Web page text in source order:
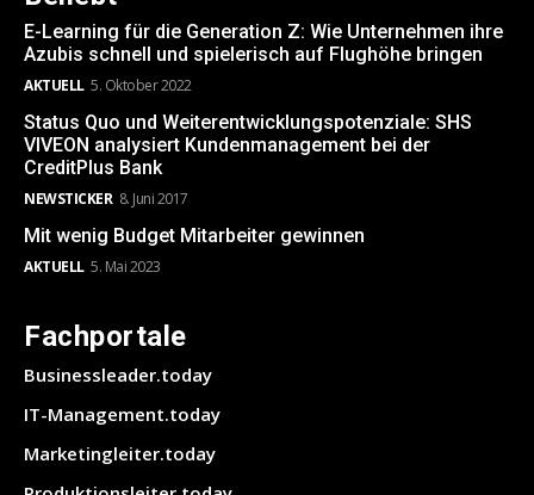
E-Learning für die Generation Z: Wie Unternehmen ihre
Azubis schnell und spielerisch auf Flughöhe bringen
AKTUELL 5. Oktober 2022
Status Quo und Weiterentwicklungspotenziale: SHS
VIVEON analysiert Kundenmanagement bei der
CreditPlus Bank
NEWSTICKER 8. Juni 2017
Mit wenig Budget Mitarbeiter gewinnen
AKTUELL 5. Mai 2023
Fachportale
Businessleader.today
IT-Management.today
Marketingleiter.today